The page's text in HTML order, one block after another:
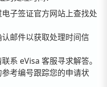
电子签证官方网站上查找处
认邮件以获取处理时间信
系 eVisa 客服寻求解答。
参考编号跟踪您的申请状